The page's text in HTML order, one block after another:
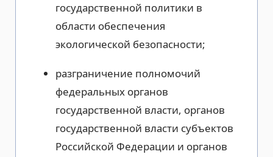
государственной политики в
области обеспечения
экологической безопасности;
разграничение полномочий
федеральных органов
государственной власти, органов
государственной власти субъектов
Российской Федерации и органов